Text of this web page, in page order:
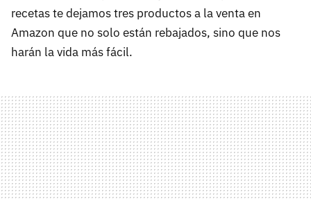
recetas te dejamos tres productos a la venta en
Amazon que no solo están rebajados, sino que nos
harán la vida más fácil.